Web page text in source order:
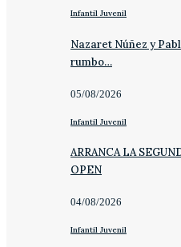
Infantil Juvenil
Nazaret Núñez y
rumbo…
05/08/2026
Infantil Juvenil
ARRANCA LA
OPEN
04/08/2026
Infantil Juvenil